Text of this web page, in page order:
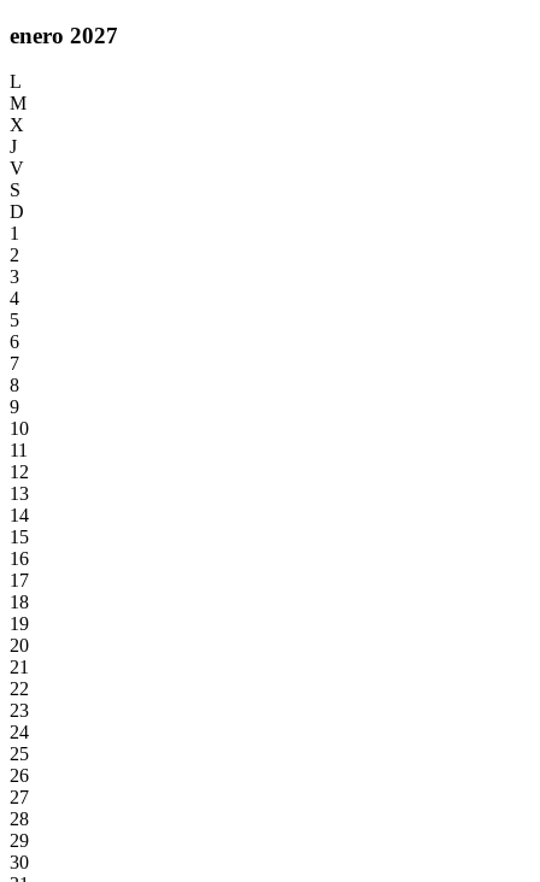
enero 2027
L
M
X
J
V
S
D
1
2
3
4
5
6
7
8
9
10
11
12
13
14
15
16
17
18
19
20
21
22
23
24
25
26
27
28
29
30